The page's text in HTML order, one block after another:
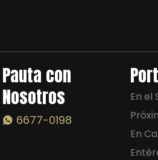
Pauta con
Nosotros
6677-0198
En el
En